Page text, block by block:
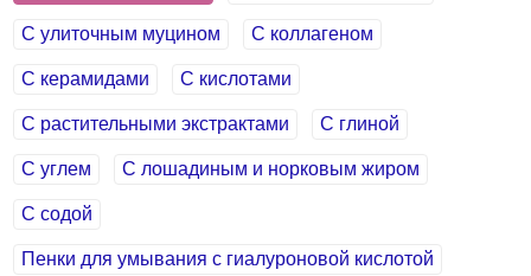
С улиточным муцином С коллагеном
С керамидами С кислотами
С растительными экстрактами С глиной
С углем С лошадиным и норковым жиром
С содой
Пенки для умывания с гиалуроновой кислотой